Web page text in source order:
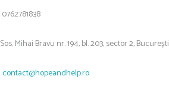
0762781838
Sos. Mihai Bravu nr. 194, bl. 203, sector 2, București
contact@hopeandhelp.ro